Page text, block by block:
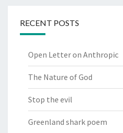
RECENT POSTS
Open Letter on Anthropic
The Nature of God
Stop the evil
Greenland shark poem